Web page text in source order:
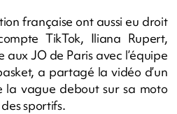
française ont aussi eu droit
TikTok, Iliana Rupert,
JO de Paris avec l’équipe
a partagé la vidéo d’un
vague debout sur sa moto
sportifs.